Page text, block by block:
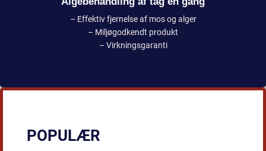
– Effektiv fjernelse af mos og alger
– Miljøgodkendt produkt
– Virkningsgaranti
POPULÆR